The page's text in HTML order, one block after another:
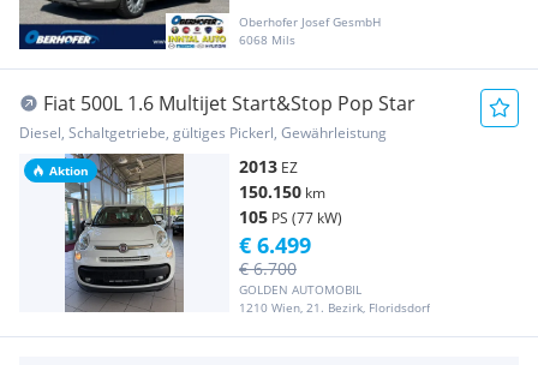
Oberhofer Josef GesmbH
6068 Mils
Aktion
Fiat 500L 1.6 Multijet Start&Stop Pop Star
Diesel, Schaltgetriebe, gültiges Pickerl, Gewährleistung
2013 EZ
150.150 km
105 PS (77 kW)
GOLDEN AUTOMOBIL
1210 Wien, 21. Bezirk, Floridsdorf
€ 6.700
€ 6.499